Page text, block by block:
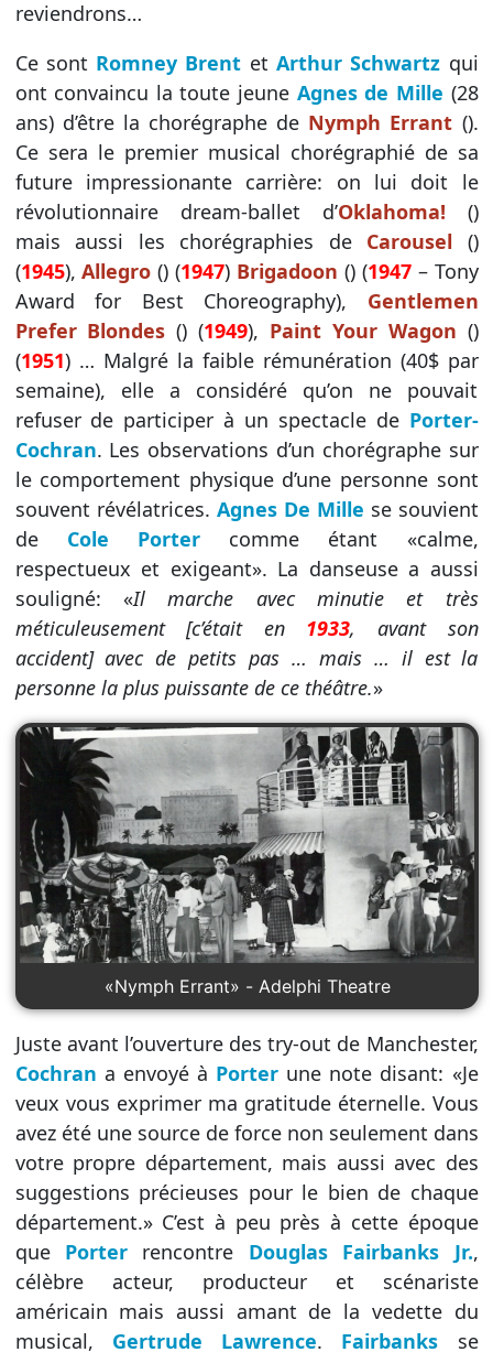
reviendrons…
Ce sont Romney Brent et Arthur Schwartz qui
ont convaincu la toute jeune Agnes de Mille (28
ans) d’être la chorégraphe de Nymph Errant ().
Ce sera le premier musical chorégraphié de sa
future impressionante carrière: on lui doit le
révolutionnaire dream-ballet d’Oklahoma! ()
mais aussi les chorégraphies de Carousel ()
(1945),Allegro () (1947) Brigadoon () (1947– Tony
Award for Best Choreography), Gentlemen
Prefer Blondes () (1949), Paint Your Wagon ()
(1951) … Malgré la faible rémunération (40$ par
semaine), elle a considéré qu’on ne pouvait
refuser de participer à un spectacle de Porter-
Cochran. Les observations d’un chorégraphe sur
le comportement physique d’une personne sont
souvent révélatrices. Agnes De Mille se souvient
de Cole Portercomme étant «calme,
respectueux et exigeant». La danseuse a aussi
souligné: «Il marche avec minutie et très
méticuleusement [c’était en 1933, avant son
accident] avec de petits pas … mais … il est la
personne la plus puissante de ce théâtre.»
«Nymph Errant» - Adelphi Theatre
Juste avant l’ouverture des try-out de Manchester,
Cochran a envoyé à Porter une note disant: «Je
veux vous exprimer ma gratitude éternelle. Vous
avez été une source de force non seulement dans
votre propre département, mais aussi avec des
suggestions précieuses pour le bien de chaque
département.» C’est à peu près à cette époque
que Porterrencontre Douglas Fairbanks Jr.,
célèbre acteur, producteur et scénariste
américain mais aussi amant de la vedette du
musical, Gertrude Lawrence. Fairbanks se